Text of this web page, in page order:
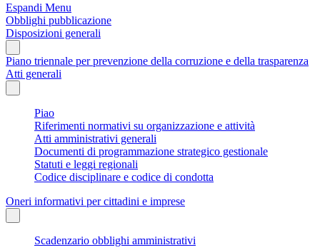
Espandi Menu
Obblighi pubblicazione
Disposizioni generali
Piano triennale per prevenzione della corruzione e della trasparenza
Atti generali
Piao
Riferimenti normativi su organizzazione e attività
Atti amministrativi generali
Documenti di programmazione strategico gestionale
Statuti e leggi regionali
Codice disciplinare e codice di condotta
Oneri informativi per cittadini e imprese
Scadenzario obblighi amministrativi